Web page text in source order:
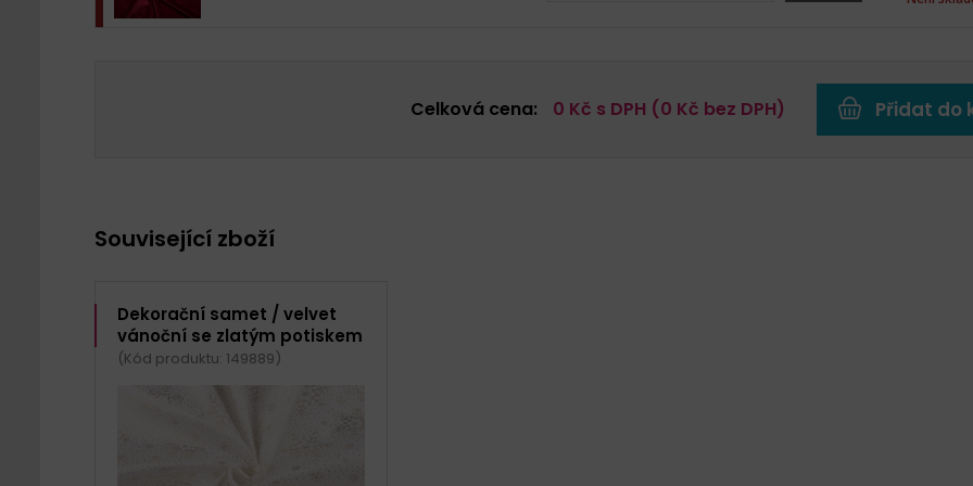
Celková cena: 0 Kč s DPH (0 Kč bez DPH) Přidat do
Související zboží
Dekorační samet / velvet
vánoční se zlatým potiskem
(Kód produktu: 149889)